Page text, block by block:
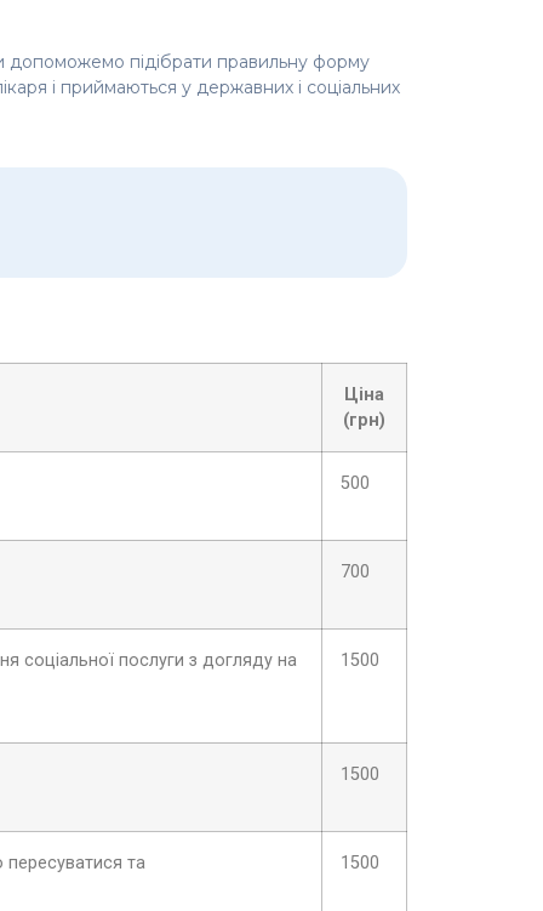
допоможемо підібрати правильну форму
і приймаються у державних і соціальних
Ціна
(грн)
500
700
соціальної послуги з догляду на 1500
1500
пересуватися та 1500